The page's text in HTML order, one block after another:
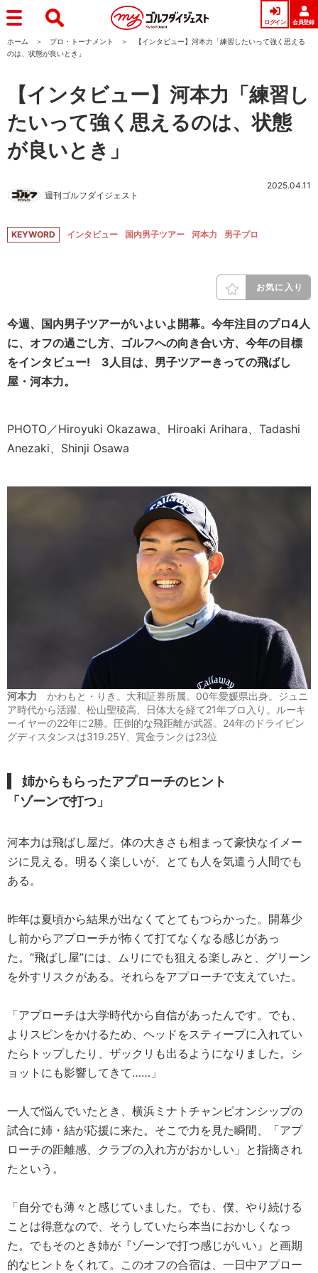
ログイン 会員登録
ホーム プロ・トーナメント
【インタビュー】河本力「練習したいって強く思える
のは、状態が良いとき」
【インタビュー】河本力「練習し
たいって強く思えるのは、状態
が良いとき」
週刊ゴルフダイジェスト
2025.04.11
KEYWORD インタビュー 国内男子ツアー 河本力 男子プロ
お気に入り
今週、国内男子ツアーがいよいよ開幕。今年注目のプロ4人
に、オフの過ごし方、ゴルフへの向き合い方、今年の目標
をインタビュー! 3人目は、 男子ツアーきっての飛ばし
屋・ 河本力。
PHOTO／Hiroyuki Okazawa、Hiroaki Arihara、Tadashi
Anezaki、Shinji Osawa
河本力 かわもと・りき。大和証券所属。00年愛媛県出身。ジュニ
ア時代から活躍、松山聖稜高、日体大を経て21年プロ入り。ルーキ
ーイヤーの22年に2勝。圧倒的な飛距離が武器。24年のドライビン
グディスタンスは319.25Y、賞金ランクは23位
姉からもらったアプローチのヒント
「ゾーンで打つ」
河本力は飛ばし屋だ。体の大きさも相まって豪快なイメー
ジに見える。明るく楽しいが、とても人を気遣う人間でも
ある。
昨年は夏頃から結果が出なくてとてもつらかった。開幕少
し前からアプローチが怖くて打てなくなる感じがあっ
た。“飛ばし屋”には、ムリにでも狙える楽しみと、グリーン
を外すリスクがある。それらをアプローチで支えていた。
「アプローチは大学時代から自信があったんです。でも、
よりスピンをかけるため、ヘッドをスティープに入れてい
たらトップしたり、ザックリも出るようになりました。シ
ョットにも影響してきて……」
一人で悩んでいたとき、横浜ミナトチャンピオンシップの
試合に姉・結が応援に来た。そこで力を見た瞬間、「アプ
ローチの距離感、クラブの入れ方がおかしい」と指摘され
たという。
「自分でも薄々と感じていました。でも、僕、やり続ける
ことは得意なので、そうしていたら本当におかしくなっ
た。でもそのとき姉が『ゾーンで打つ感じがいい』と画期
的なヒントをくれて。このオフの合宿は、一日中アプロー